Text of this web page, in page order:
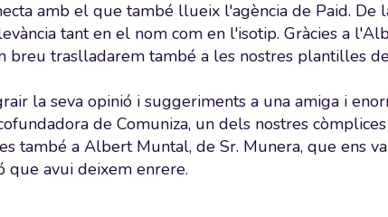
amb el que també llueix l'agència de Paid. De
tant en el nom com en l'isotip. Gràcies a
breu traslladarem també a les nostres plantilles
la seva opinió i suggeriments a una amiga i
de Comuniza, un dels nostres
també a Albert Muntal, de Sr. Munera, que ens
que avui deixem enrere.